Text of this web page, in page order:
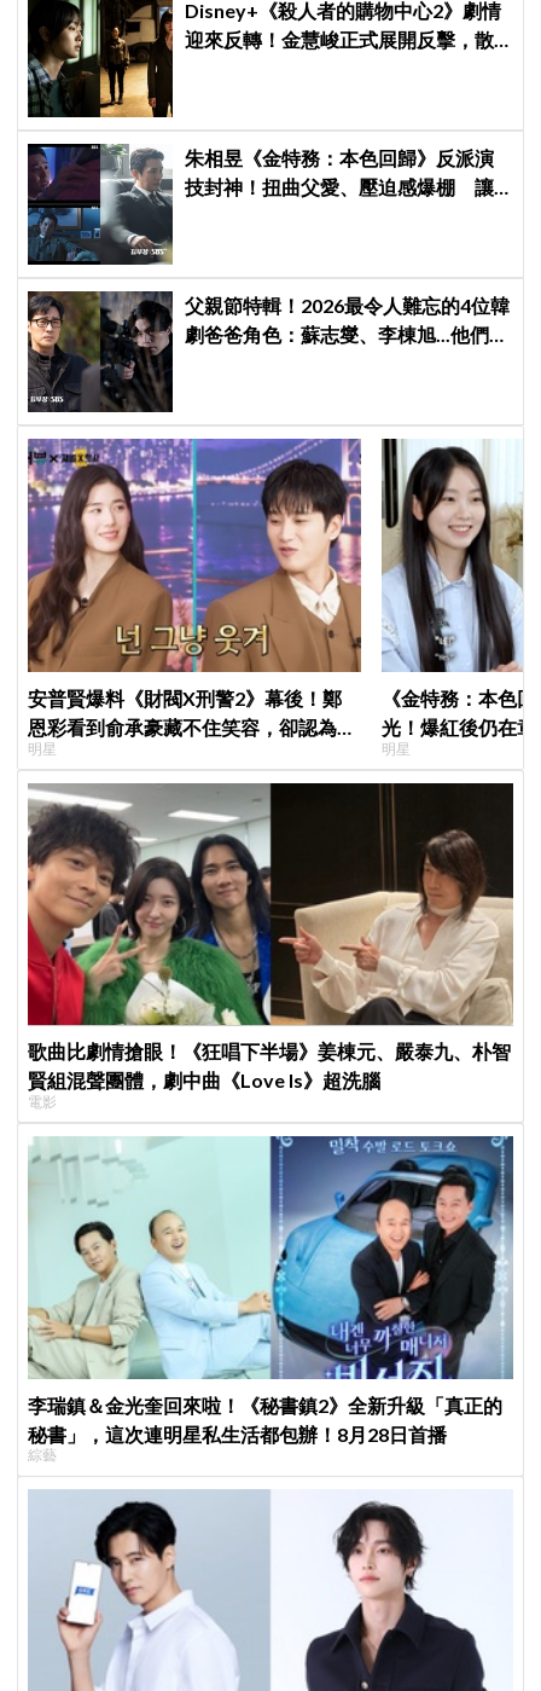
Disney+《殺人者的購物中心2》劇情
迎來反轉！金慧峻正式展開反擊，散
朱相昱《金特務：本色回歸》反派演
技封神！扭曲父愛、壓迫感爆棚 讓
父親節特輯！2026最令人難忘的4位韓
劇爸爸角色：蘇志燮、李棟旭...他們連
安普賢爆料《財閥X刑警2》幕後！鄭
恩彩看到俞承豪藏不住笑容，卻認為安
普賢只是「搞笑男」
明星
《金特務：本色
光！爆紅後仍在
呼：「妳怎麼會
明星
歌曲比劇情搶眼！《狂唱下半場》姜棟元、嚴泰九、朴智
賢組混聲團體，劇中曲《Love Is》超洗腦
電影
李瑞鎮＆金光奎回來啦！《秘書鎮2》全新升級「真正的
秘書」，這次連明星私生活都包辦！8月28日首播
綜藝